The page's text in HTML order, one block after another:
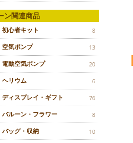
ン関連商品
初心者キット 8
空気ポンプ 13
電動空気ポンプ 20
ヘリウム 6
ディスプレイ・ギフト 76
バルーン・フラワー 8
バッグ・収納 10